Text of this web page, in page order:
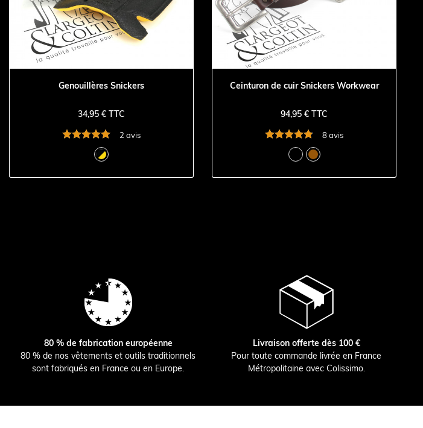
Genouillères Snickers
34,95 € TTC
2 avis
Ceinturon de cuir Snickers Workwear
94,95 € TTC
8 avis
80 % de fabrication européenne
80 % de nos vêtements et outils traditionnels
sont fabriqués en France ou en Europe.
Livraison offerte dès 100 €
Pour toute commande livrée en France
Métropolitaine avec Colissimo.